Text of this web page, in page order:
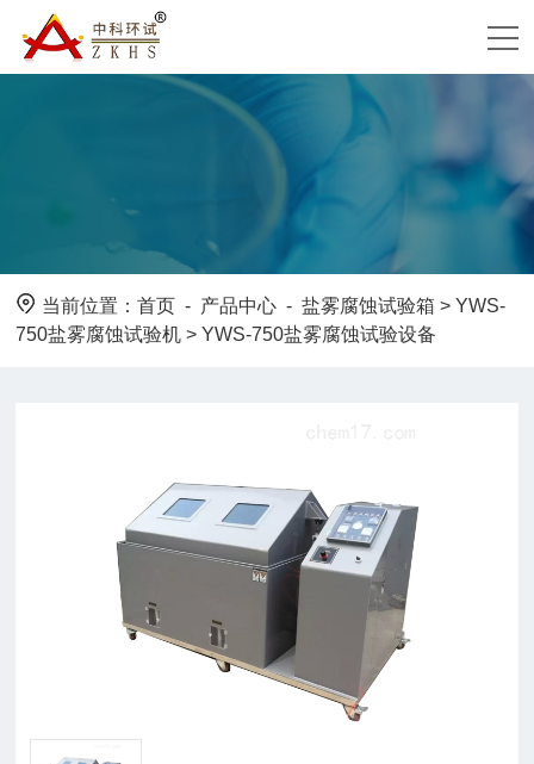
当前位置：首页 - 产品中心 -盐雾腐蚀试验箱 >YWS-
750盐雾腐蚀试验机 > YWS-750盐雾腐蚀试验设备